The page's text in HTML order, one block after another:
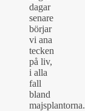
dagar
senare
börjar
vi ana
tecken
på liv,
i alla
fall
bland
majsplantorna.